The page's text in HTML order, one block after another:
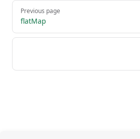
Pager
Previous page
flatMap